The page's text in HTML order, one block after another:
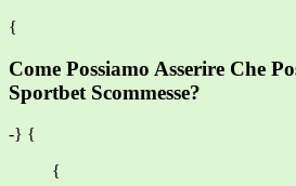
{
Come Possiamo Asserire Che
Sportbet Scommesse?
-} {
{